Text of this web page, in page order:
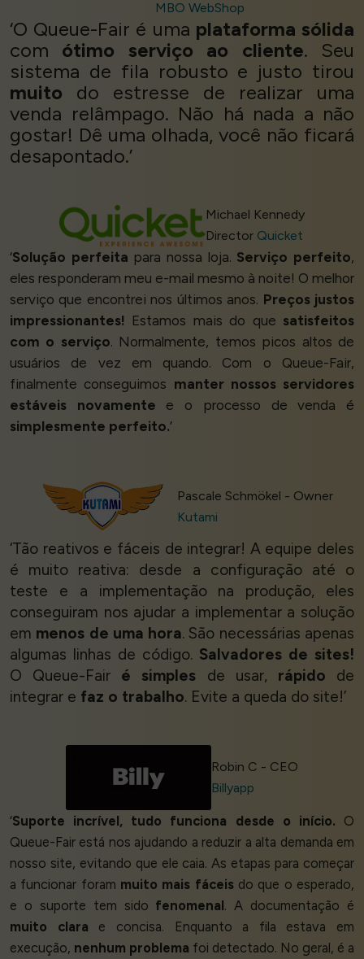
MBO WebShop
‘O Queue-Fair é uma plataforma sólida
com ótimo serviço ao cliente. Seu
sistema de fila robusto e justo tirou
muito do estresse de realizar uma
venda relâmpago. Não há nada a não
gostar! Dê uma olhada, você não ficará
desapontado.’
Michael Kennedy
Director Quicket
‘Solução perfeita para nossa loja. Serviço perfeito,
eles responderam meu e-mail mesmo à noite! O melhor
serviço que encontrei nos últimos anos. Preços justos
impressionantes! Estamos mais do que satisfeitos
com o serviço. Normalmente, temos picos altos de
usuários de vez em quando. Com o Queue-Fair,
finalmente conseguimos manter nossos servidores
estáveis novamente e o processo de venda é
simplesmente perfeito.’
Pascale Schmökel - Owner
Kutami
‘Tão reativos e fáceis de integrar! A equipe deles
é muito reativa: desde a configuração até o
teste e a implementação na produção, eles
conseguiram nos ajudar a implementar a solução
em menos de uma hora. São necessárias apenas
algumas linhas de código. Salvadores de sites!
O Queue-Fair é simples de usar, rápido de
integrar e faz o trabalho. Evite a queda do site!’
Robin C - CEO
Billyapp
‘Suporte incrível, tudo funciona desde o início. O
Queue-Fair está nos ajudando a reduzir a alta demanda em
nosso site, evitando que ele caia. As etapas para começar
a funcionar foram muito mais fáceisdo que o esperado,
e o suporte tem sido fenomenal. A documentação é
muito clara e concisa. Enquanto a fila estava em
execução, nenhum problema foi detectado. No geral, é a